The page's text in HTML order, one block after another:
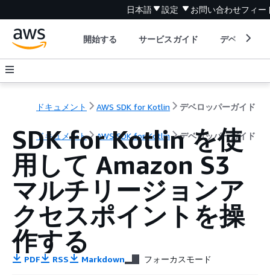
日本語 設定 お問い合わせフィー
開始する サービスガイド デベロッパ
ドキュメント AWS SDK for Kotlin デベロッパーガイド
ドキュメント AWS SDK for Kotlin デベロッパーガイド
SDK for Kotlin を使
用して Amazon S3
マルチリージョンア
クセスポイントを操
作する
PDF RSS Markdown フォーカスモード